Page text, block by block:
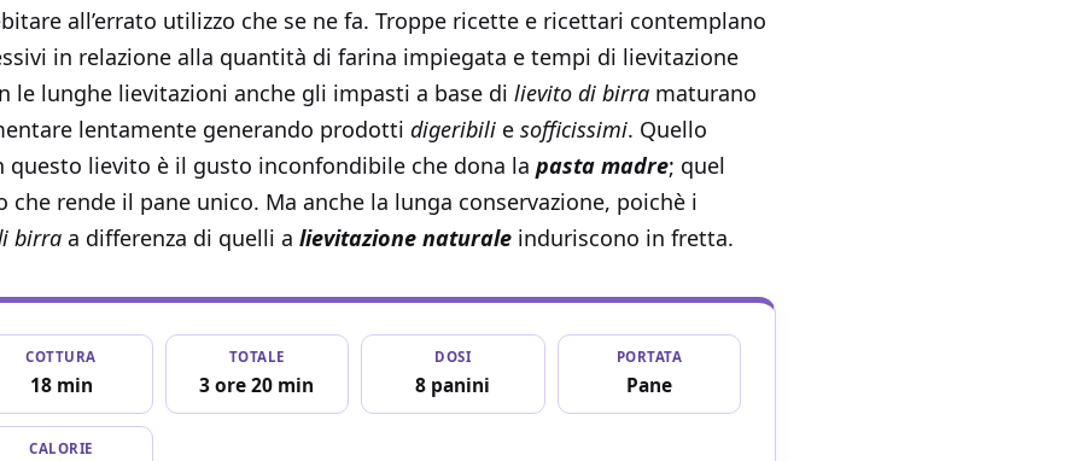
all’errato utilizzo che se ne fa. Troppe ricette e ricettari contemplano
in relazione alla quantità di farina impiegata e tempi di lievitazione
le lunghe lievitazioni anche gli impasti a base di lievito di birra maturano
lentamente generando prodotti digeribili e sofficissimi. Quello
questo lievito è il gusto inconfondibile che dona la pasta madre; quel
che rende il pane unico. Ma anche la lunga conservazione, poichè i
birra a differenza di quelli a lievitazione naturale induriscono in fretta.
COTTURA
18 min
TOTALE
3 ore 20 min
DOSI
8 panini
PORTATA
Pane
CALORIE